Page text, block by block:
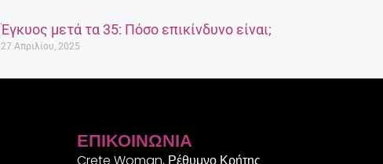
Έγκυος μετά τα 35: Πόσο επικίνδυνο είναι;
27 Απριλίου, 2025
ΕΠΙΚΟΙΝΩΝΊΑ